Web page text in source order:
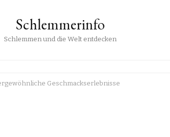
Schlemmerinfo
Schlemmen und die Welt entdecken
Geschmackserlebnisse